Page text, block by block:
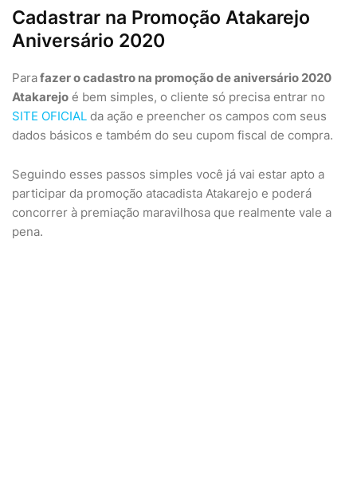
Cadastrar na Promoção Atakarejo
Aniversário 2020
Parafazer o cadastro na promoção de aniversário 2020
Atakarejo é bem simples, o cliente só precisa entrar no
SITE OFICIAL da ação e preencher os campos com seus
dados básicos e também do seu cupom fiscal de compra.
Seguindo esses passos simples você já vai estar apto a
participar da promoção atacadista Atakarejo e poderá
concorrer à premiação maravilhosa que realmente vale a
pena.